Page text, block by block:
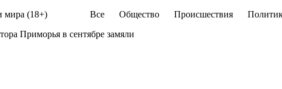
мира (18+) Все Общество Происшествия
Приморья в сентябре замяли